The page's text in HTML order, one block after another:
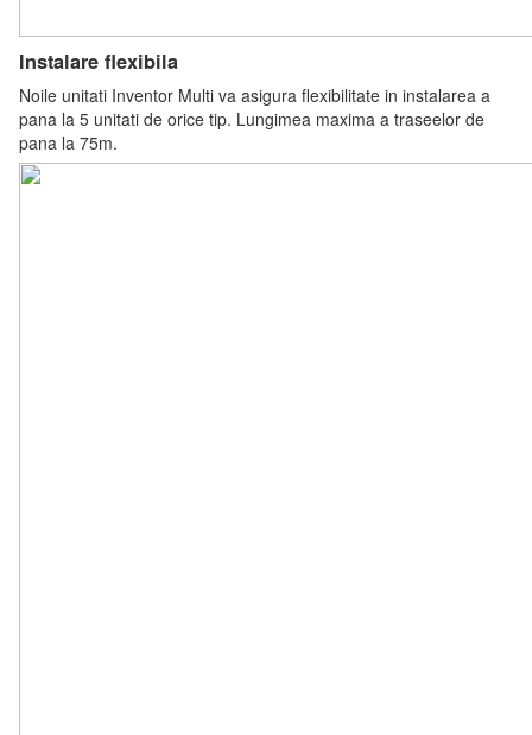
Instalare flexibila
Noile unitati Inventor Multi va asigura flexibilitate in instalarea a
pana la 5 unitati de orice tip. Lungimea maxima a traseelor de
pana la 75m.